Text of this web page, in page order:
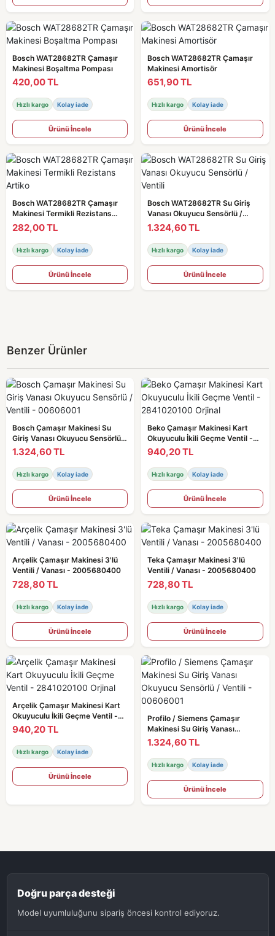
Bosch WAT28682TR Çamaşır
Makinesi Boşaltma Pompası
420,00 TL
Hızlı kargo Kolay iade
Ürünü İncele
Bosch WAT28682TR Çamaşır
Makinesi Amortisör
651,90 TL
Hızlı kargo Kolay iade
Ürünü İncele
Bosch WAT28682TR Çamaşır
Makinesi Termikli Rezistans
Artiko
282,00 TL
Hızlı kargo Kolay iade
Ürünü İncele
Bosch WAT28682TR Su Giriş
Vanası Okuyucu Sensörlü /
Ventili
1.324,60 TL
Hızlı kargo Kolay iade
Ürünü İncele
Benzer Ürünler
Bosch Çamaşır Makinesi Su
Giriş Vanası Okuyucu Sensörlü /
Ventili - 00606001
1.324,60 TL
Hızlı kargo Kolay iade
Ürünü İncele
Beko Çamaşır Makinesi Kart
Okuyuculu İkili Geçme Ventil -
2841020100 Orjinal
940,20 TL
Hızlı kargo Kolay iade
Ürünü İncele
Arçelik Çamaşır Makinesi 3'lü
Ventili / Vanası - 2005680400
728,80 TL
Hızlı kargo Kolay iade
Ürünü İncele
Teka Çamaşır Makinesi 3'lü
Ventili / Vanası - 2005680400
728,80 TL
Hızlı kargo Kolay iade
Ürünü İncele
Arçelik Çamaşır Makinesi Kart
Okuyuculu İkili Geçme Ventil -
2841020100 Orjinal
940,20 TL
Hızlı kargo Kolay iade
Ürünü İncele
Profilo / Siemens Çamaşır
Makinesi Su Giriş Vanası
Okuyucu Sensörlü / Ventili -
00606001
1.324,60 TL
Hızlı kargo Kolay iade
Ürünü İncele
Doğru parça desteği
Model uyumluluğunu sipariş öncesi kontrol ediyoruz.